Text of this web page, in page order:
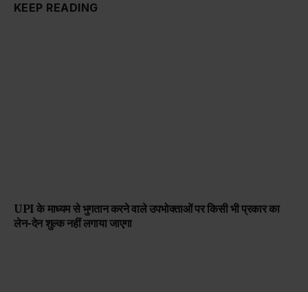
KEEP READING
UPI के माध्यम से भुगतान करने वाले उपभोक्ताओं पर किसी भी प्रकार का
लेन-देन शुल्क नहीं लगाया जाएगा